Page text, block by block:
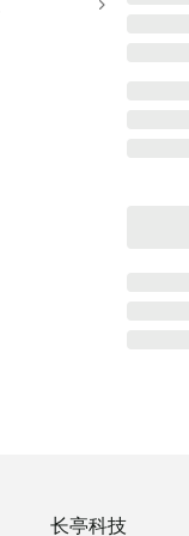
长亭科技